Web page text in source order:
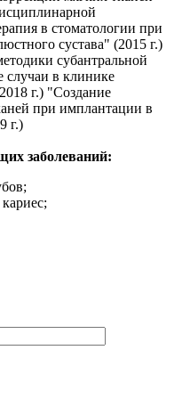
в стоматологии при
сустава" (2015 г.)
субантральной
в клинике
г.) "Создание
при имплантации в
г.)
заболеваний: